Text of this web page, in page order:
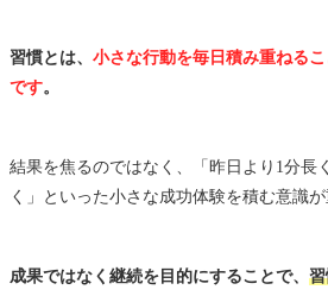
習慣とは、 小さな行動を毎日積み重ねる
です。
結果を焦るのではなく、「昨日より1分長
く」といった小さな成功体験を積む意識が
成果ではなく継続を目的にすることで、